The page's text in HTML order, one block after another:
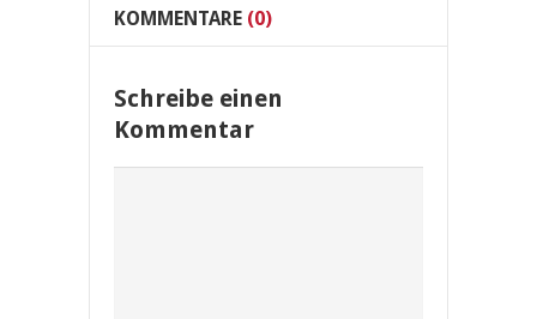
KOMMENTARE (0)
Schreibe einen
Kommentar